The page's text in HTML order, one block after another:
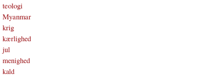
teologi
Myanmar
krig
kærlighed
jul
menighed
kald